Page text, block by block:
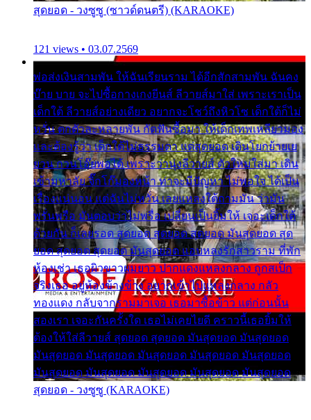
สุดยอด - วงซูซู (ซาวด์ดนตรี) (KARAOKE)
121 views • 03.07.2569
พ่อส่งเงินสามพัน ให้ฉันเรียนราม ได้อีกสักสามพัน ฉันคง
บ๊าย บาย จะไปซื้อกางเกงยีนส์ ลีวายส์มาใส่ เพราะเราเป็น
เด็กใต้ ลีวายส์อย่างเดียว อยากจะโชว์ถึงหิวโซ เด็กใต้ก็ไม่
หวั่น ตกตัวละหลายพัน กัดฟันซื้อมา ให้เด็กเทพเหลียวมอง
และต้องรู้ว่า เด็กใต้ไม่ธรรมดา แต่สุดยอด เดินโยกย้ายเย
ยวน กวนโอ๊ยพอได้ เพราะว่านุ่งลีวายส์ ตัวใหม่ใส่มา เดิน
เข้ามหาลัย จิ๊กโก๊มองหน้า ท่าจะมีปัญหา ไม่พอใจ ได้เป็น
เรื่องแน่นอน แต่ฉันไม่หวั่น เลยแหลงใต้ถามมัน ว่ามัน
พรั่นพรือ มันตอบว่าไม่พรื่อ เปลี่ยนเป็นยิ้มให้ เจอะเด็กใต้
ด้วยกัน ก็เลยรอด สุดยอด สุดยอด สุดยอด มันสุดยอด สุด
ยอด สุดยอด สุดยอด มันสุดยอด แอบหลงรักสาวราม ที่พัก
ห้องเช่า เธอผิวขาวผมยาว ปากแดงแหลงกลาง ถูกสเป็ก
จริงเธอ อยู่ห้องข้างข้าง อยากเข้าไปแหลงกลาง กลัว
ทองแดง กลับจากรามมาเจอ เธอมาซื้อข้าว แต่ก่อนนั้น
สองเรา เจอะกันครั้งใด เธอไม่เคยไยดี คราวนี้เธอยิ้มให้
ต้องให้ใส่ลีวายส์ สุดยอด สุดยอด มันสุดยอด มันสุดยอด
มันสุดยอด มันสุดยอด มันสุดยอด มันสุดยอด มันสุดยอด
มันสุดยอด มันสุดยอด มันสุดยอด มันสุดยอด มันสุดยอด
สุดยอด - วงซูซู (KARAOKE)